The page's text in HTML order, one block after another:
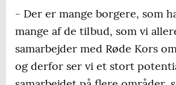
- Der er mange borgere, som
mange af de tilbud, som vi
samarbejder med Røde Kors
og derfor ser vi et stort